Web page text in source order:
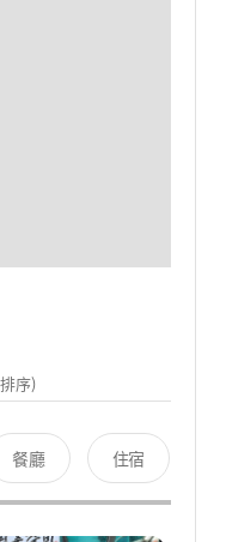
序)
餐廳 住宿